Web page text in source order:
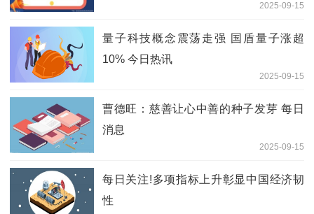
2025-09-15
量子科技概念震荡走强 国盾量子涨超
10% 今日热讯
2025-09-15
曹德旺：慈善让心中善的种子发芽 每日
消息
2025-09-15
每日关注!多项指标上升彰显中国经济韧
性